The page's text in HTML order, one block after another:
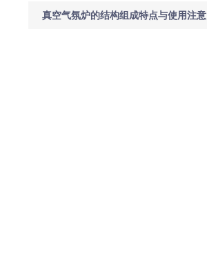
真空气氛炉的结构组成特点与使用注意